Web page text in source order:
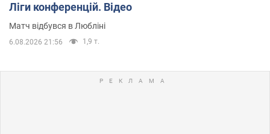
Ліги конференцій. Відео
Матч відбувся в Любліні
6.08.2026 21:56 1,9 т.